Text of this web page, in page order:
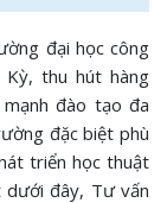
đại học công
thu hút hàng
đào tạo đa
đặc biệt phù
triển học thuật
dưới đây, Tư vấn